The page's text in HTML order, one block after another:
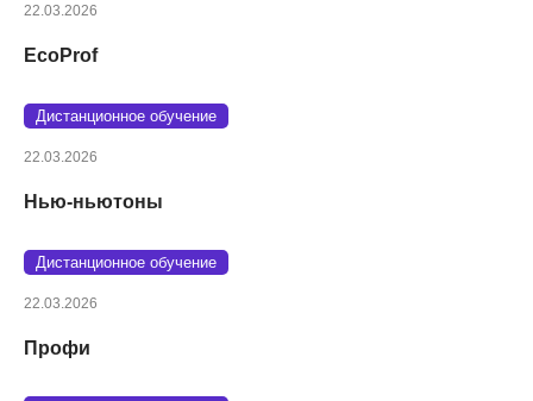
22.03.2026
EcoProf
Дистанционное обучение
22.03.2026
Нью-ньютоны
Дистанционное обучение
22.03.2026
Профи